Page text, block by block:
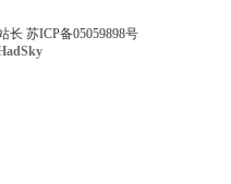
长 苏ICP备05059898号